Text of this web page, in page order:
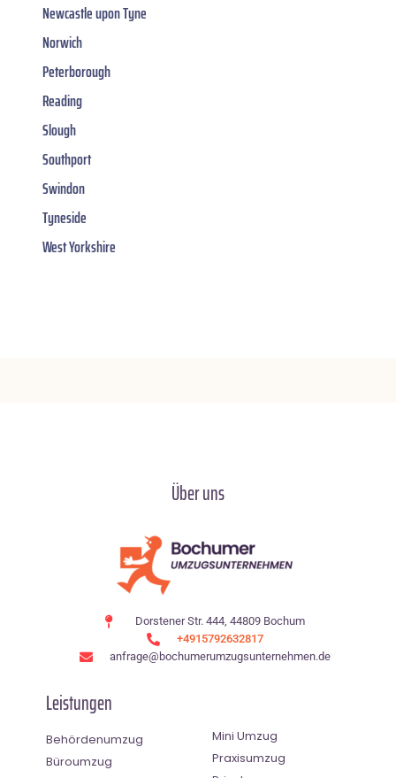
Newcastle upon Tyne
Norwich
Peterborough
Reading
Slough
Southport
Swindon
Tyneside
West Yorkshire
Über uns
Dorstener Str. 444, 44809 Bochum
+4915792632817
anfrage@bochumerumzugsunternehmen.de
Leistungen
Behördenumzug
Büroumzug
Mini Umzug
Praxisumzug